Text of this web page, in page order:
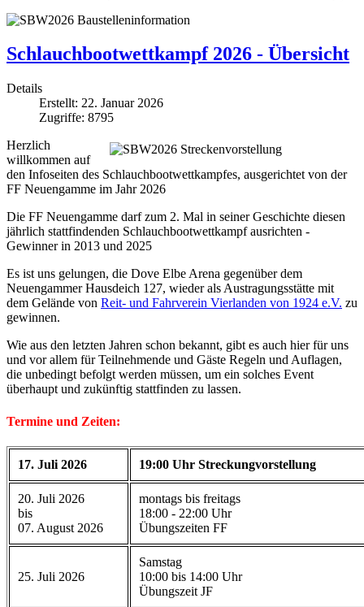
Schlauchbootwettkampf 2026 - Übersicht
Details
Erstellt: 22. Januar 2026
Zugriffe: 8795
Herzlich
willkommen auf
den Infoseiten des Schlauchbootwettkampfes, ausgerichtet von der
FF Neuengamme im Jahr 2026
Die FF Neuengamme darf zum 2. Mal in seiner Geschichte diesen
jährlich stattfindenden Schlauchbootwettkampf ausrichten -
Gewinner in 2013 und 2025
Es ist uns gelungen, die Dove Elbe Arena gegenüber dem
Neuengammer Hausdeich 127, wieder als Austragungsstätte mit
dem Gelände von Reit- und Fahrverein Vierlanden von 1924 e.V. zu
gewinnen.
Wie aus den letzten Jahren schon bekannt, gibt es auch hier für uns
und vor allem für Teilnehmende und Gäste Regeln und Auflagen,
die unbedingt befolgt werden müssen, um ein solches Event
überhaupt und zukünftig stattfinden zu lassen.
Termine und Zeiten:
17. Juli 2026 19:00 Uhr Streckungvorstellung
20. Juli 2026
bis
07. August 2026
montags bis freitags
18:00 - 22:00 Uhr
Übungszeiten FF
25. Juli 2026
Samstag
10:00 bis 14:00 Uhr
Übungszeit JF